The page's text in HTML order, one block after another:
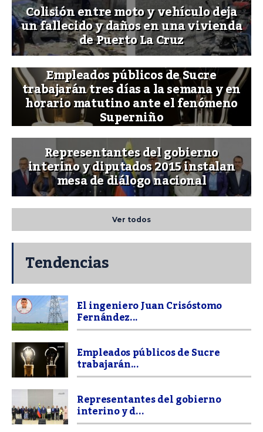
Colisión entre moto y vehículo deja
un fallecido y daños en una vivienda
de Puerto La Cruz
Empleados públicos de Sucre
trabajarán tres días a la semana y en
horario matutino ante el fenómeno
Superniño
Representantes del gobierno
interino y diputados 2015 instalan
mesa de diálogo nacional
Ver todos
Tendencias
El ingeniero Juan Crisóstomo
Fernández...
Empleados públicos de Sucre
trabajarán...
Representantes del gobierno
interino y d...